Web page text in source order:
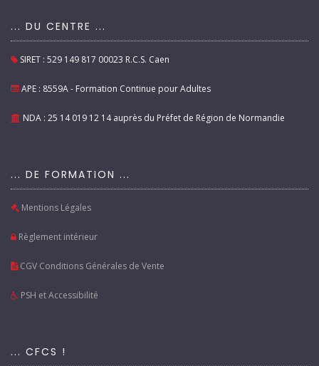
... DU CENTRE ...
SIRET : 529 149 817 00023 R.C.S. Caen
APE : 8559A - Formation Continue pour Adultes
NDA : 25 14 019 12 14 auprès du Préfet de Région de Normandie
... DE FORMATION ...
Mentions Légales
Règlement intérieur
CGV Conditions Générales de Vente
PSH et Accessibilité
... CFCS !